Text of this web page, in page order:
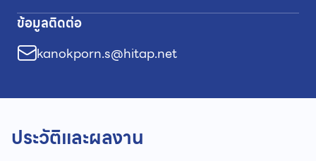
ข้อมูลติดต่อ
kanokporn.s@hitap.net
ประวัติและผลงาน